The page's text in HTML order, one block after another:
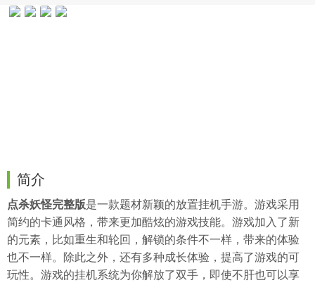
简介
点杀妖怪完整版是一款题材新颖的放置挂机手游。游戏采用
简约的卡通风格，带来更加酷炫的游戏技能。游戏加入了新
的元素，比如重生和轮回，解锁的条件不一样，带来的体验
也不一样。除此之外，还有多种成长体验，提高了游戏的可
玩性。游戏的挂机系统为你解放了双手，即使不肝也可以享